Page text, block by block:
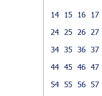
14
15 16 17
24
25 26 27
34
35 36 37
44 45 46 47
54
55 56 57